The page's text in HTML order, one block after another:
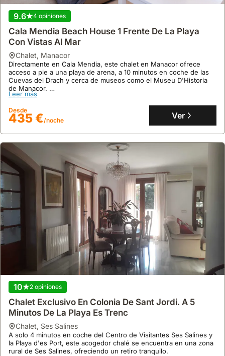
9.6 4 opiniones
Cala Mendia Beach House 1 Frente De La Playa
Con Vistas Al Mar
chalet, Manacor
Directamente en Cala Mendia, este chalet en Manacor ofrece
acceso a pie a una playa de arena, a 10 minutos en coche de las
Cuevas del Drach y cerca de museos como el Museu D'Historia
de Manacor.
Con 120 m² y capacidad para 6 personas, esta villa cuenta con 3
dormitorios, 2 baños, aire acondicionado, Wi-Fi y una terraza con
jacuzzi y espectaculares vistas al mar, perfecta para alquiler
vacacional.
Leer más
Desde
435 €/noche Ver
10 2 opiniones
Chalet Exclusivo En Colonia De Sant Jordi. A 5
Minutos De La Playa Es Trenc
chalet, Ses Salines
A solo 4 minutos en coche del Centro de Visitantes Ses Salines y
la Playa d'es Port, este acogedor chalé se encuentra en una zona
rural de Ses Salines, ofreciendo un retiro tranquilo.